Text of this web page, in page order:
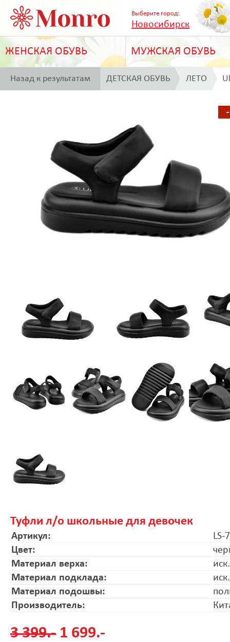
Выберите город:
Новосибирск
ЖЕНСКАЯ ОБУВЬ МУЖСКАЯ ОБУВЬ
Назад к результатам ДЕТСКАЯ ОБУВЬ ЛЕТО
Туфли л/о школьные для девочек
Артикул:
LS-
Цвет:
Материал верха:
Материал подклада:
Материал подошвы:
Производитель:
3 399.- 1 699.-